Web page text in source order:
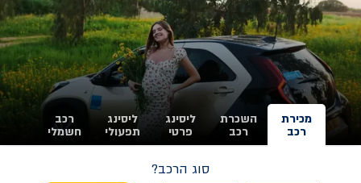
מכירת
רכב
השכרת
רכב
ליסינג
פרטי
ליסינג
תפעולי
רכב
חשמלי
סוג הרכב?